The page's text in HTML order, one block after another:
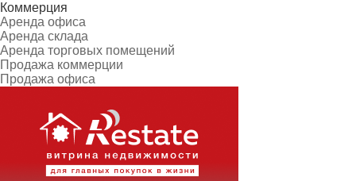
Коммерция
Аренда офиса
Аренда склада
Аренда торговых помещений
Продажа коммерции
Продажа офиса